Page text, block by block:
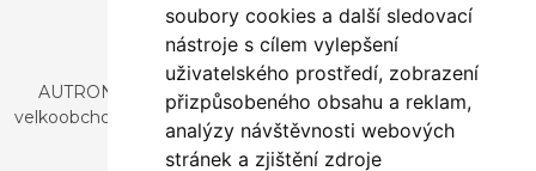
soubory cookies a další sledovací
nástroje s cílem vylepšení
uživatelského prostředí, zobrazení
přizpůsobeného obsahu a reklam,
analýzy návštěvnosti webových
stránek a zjištění zdroje
AUTRONIC, s.r.o. je společnost zabývající se dovozem a
velkoobchodním prodejem designového i stylového nábytku
a dekorací.